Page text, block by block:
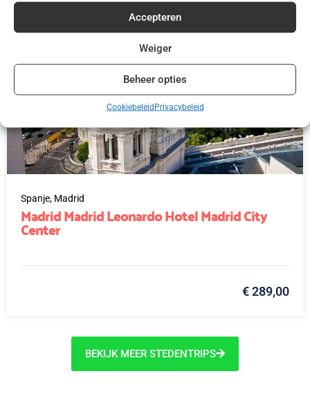
Accepteren
Weiger
Beheer opties
CookiebeleidPrivacybeleid
Spanje, Madrid
Madrid Madrid Leonardo Hotel Madrid City
Center
€ 289,00
BEKIJK MEER STEDENTRIPS